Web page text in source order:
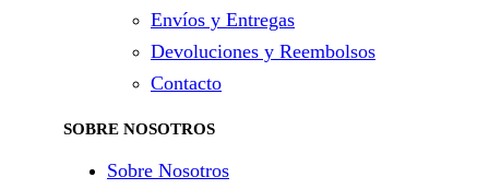
Envíos y Entregas
Devoluciones y Reembolsos
Contacto
SOBRE NOSOTROS
Sobre Nosotros